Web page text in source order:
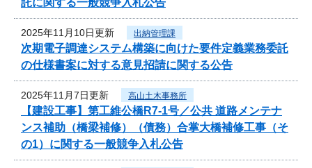
2025年11月10日更新 出納管理課
次期電子調達システム構築に向けた要件定義業務委託
の仕様書案に対する意見招請に関する公告
2025年11月7日更新 高山土木事務所
【建設工事】第工維公橋R7-1号／公共 道路メンテナ
ンス補助（橋梁補修）（債務）合掌大橋補修工事（そ
の1）に関する一般競争入札公告